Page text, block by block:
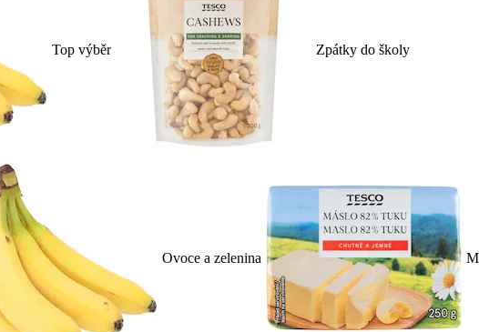
Top výběr Zpátky do školy
Ovoce a zelenina